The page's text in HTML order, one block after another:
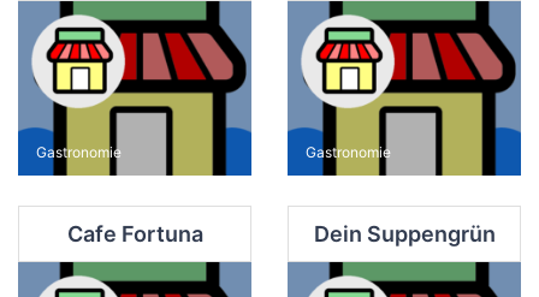
Gastronomie Gastronomie
Cafe Fortuna Dein Suppengrün